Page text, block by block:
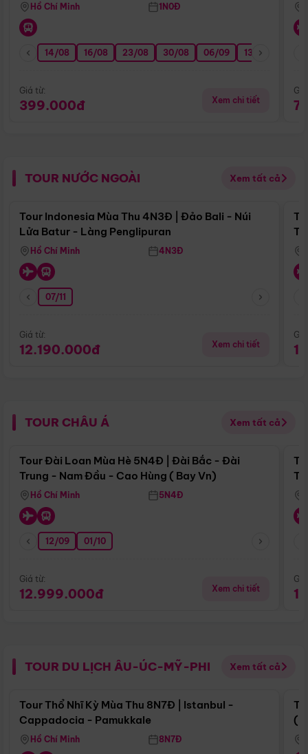
Hồ Chí Minh 1N0Đ
14/08 16/08 23/08 30/08 06/09 13/09
Giá từ:
399.000đ Xem chi tiết
TOUR NƯỚC NGOÀI Xem tất cả
Điểm nổi bật
Tour Indonesia Mùa Thu 4N3Đ | Đảo Bali - Núi
Lửa Batur - Làng Penglipuran
Hồ Chí Minh 4N3Đ
07/11
Giá từ:
12.190.000đ Xem chi tiết
TOUR CHÂU Á Xem tất cả
Điểm nổi bật
Tour Đài Loan Mùa Hè 5N4Đ | Đài Bắc - Đài
Trung - Nam Đầu - Cao Hùng ( Bay Vn)
Hồ Chí Minh 5N4Đ
12/09 01/10
Giá từ:
12.999.000đ Xem chi tiết
TOUR DU LỊCH ÂU-ÚC-MỸ-PHI Xem tất cả
Điểm nổi bật
Tour Thổ Nhĩ Kỳ Mùa Thu 8N7Đ | Istanbul -
Cappadocia - Pamukkale
Hồ Chí Minh 8N7Đ